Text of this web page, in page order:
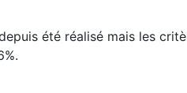
été réalisé mais les